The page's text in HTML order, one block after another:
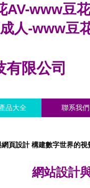
AV-www豆
人-www豆
限公司
品大全 聯系我們
頁設計 構建數字世界的視
網站設計